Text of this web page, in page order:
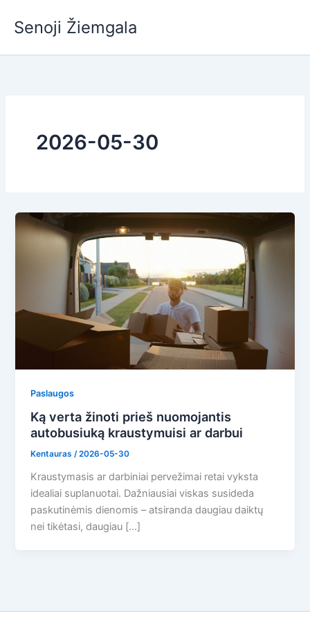
prieSenoji Žiemgala
2026-05-30
Paslaugos
Ką verta žinoti prieš nuomojantis
autobusiuką kraustymuisi ar darbui
Kentauras/2026-05-30
Kraustymasis ar darbiniai pervežimai retai vyksta
idealiai suplanuotai. Dažniausiai viskas susideda
paskutinėmis dienomis – atsiranda daugiau daiktų
nei tikėtasi, daugiau […]